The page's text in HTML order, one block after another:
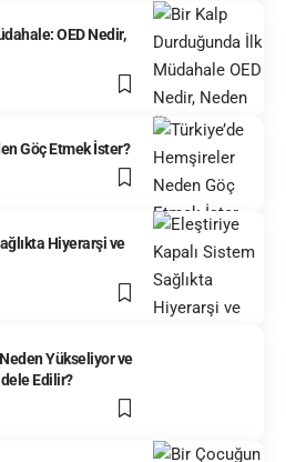
OED Nedir,
Göç Etmek İster?
Hiyerarşi ve
Yükseliyor ve
Edilir?